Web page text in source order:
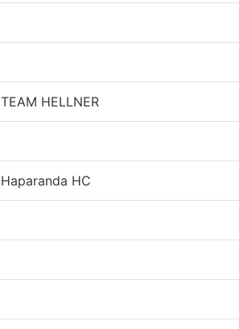
TEAM HELLNER
Haparanda HC